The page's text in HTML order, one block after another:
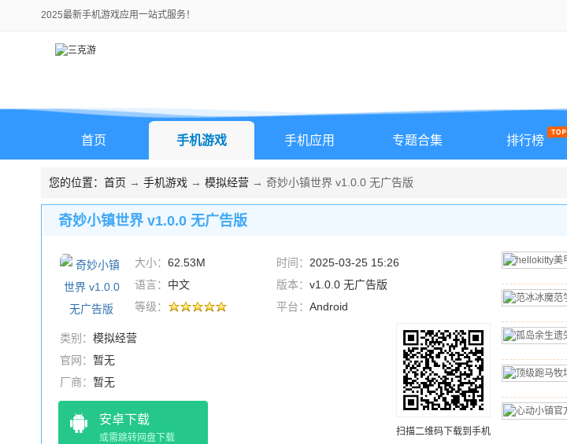
2025最新手机游戏应用一站式服务！
首页 手机游戏 手机应用 专题合集 排行榜
您的位置： 首页 → 手机游戏 → 模拟经营 → 奇妙小镇世界 v1.0.0 无广告版
奇妙小镇世界 v1.0.0 无广告版
大小： 62.53M 时间： 2025-03-25 15:26
语言： 中文 版本： v1.0.0 无广告版
等级：
平台： Android
类别： 模拟经营
官网： 暂无
厂商： 暂无
安卓下载
或需跳转网盘下载
扫描二维码下载到手机